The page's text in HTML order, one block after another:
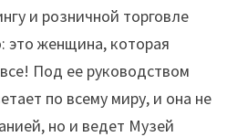
и розничной торговле
это женщина, которая
Под ее руководством
по всему миру, и она не
но и ведет Музей